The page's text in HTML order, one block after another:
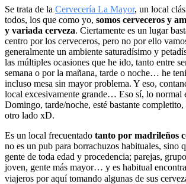
Se trata de la Cervecería La Mayor, un local
todos, los que como yo, somos cerveceros y
y variada cerveza. Ciertamente es un lugar
centro por los cerveceros, pero no por ello
generalmente un ambiente saturadísimo y
las múltiples ocasiones que he ido, tanto entre
semana o por la mañana, tarde o noche… he
incluso mesa sin mayor problema. Y eso,
local excesivamente grande… Eso sí, lo normal
Domingo, tarde/noche, esté bastante
otro lado xD.
Es un local frecuentado tanto por madrileños
no es un pub para borrachuzos habituales, sino
gente de toda edad y procedencia; parejas,
joven, gente más mayor… y es habitual
viajeros por aquí tomando algunas de sus